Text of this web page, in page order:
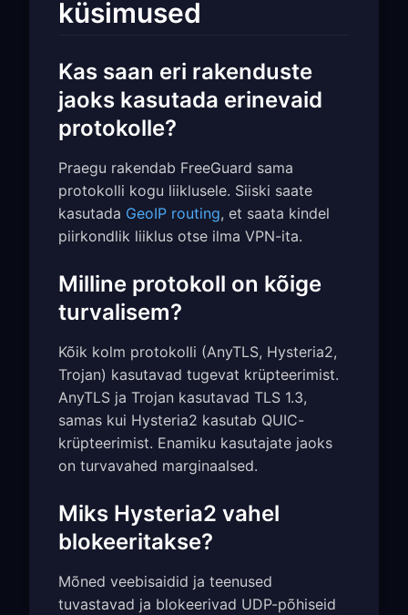
küsimused
Kas saan eri rakenduste
jaoks kasutada erinevaid
protokolle?
Praegu rakendab FreeGuard sama
protokolli kogu liiklusele. Siiski saate
kasutada GeoIP routing, et saata kindel
piirkondlik liiklus otse ilma VPN-ita.
Milline protokoll on kõige
turvalisem?
Kõik kolm protokolli (AnyTLS, Hysteria2,
Trojan) kasutavad tugevat krüpteerimist.
AnyTLS ja Trojan kasutavad TLS 1.3,
samas kui Hysteria2 kasutab QUIC-
krüpteerimist. Enamiku kasutajate jaoks
on turvavahed marginaalsed.
Miks Hysteria2 vahel
blokeeritakse?
Mõned veebisaidid ja teenused
tuvastavad ja blokeerivad UDP-põhiseid